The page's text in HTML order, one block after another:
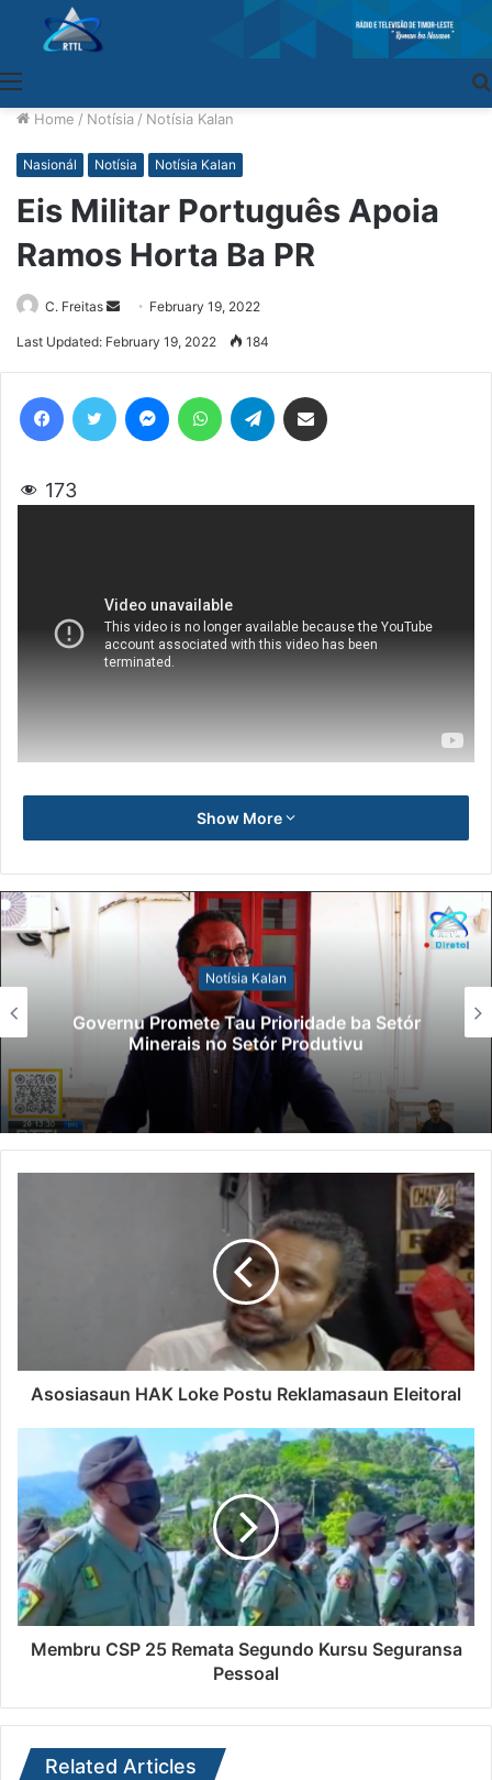
Home / Notísia / Notísia Kalan
Nasionál Notísia Notísia Kalan
Eis Militar Português Apoia
Ramos Horta Ba PR
C. Freitas
Send
an
February 19, 2022
Last Updated: February 19, 2022 184
173
Show More
Notísia Kalan
Governu Promete Tau Prioridade ba Setór
Minerais no Setór Produtivu
Asosiasaun HAK Loke Postu Reklamasaun Eleitoral
Membru CSP 25 Remata Segundo Kursu Seguransa
Pessoal
Related Articles